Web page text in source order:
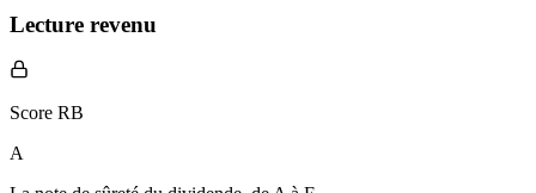
Lecture revenu
Score RB
A